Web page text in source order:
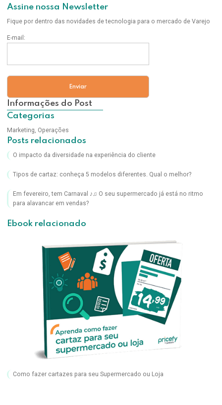
Assine nossa Newsletter
Fique por dentro das novidades de tecnologia para o mercado de Varejo
E-mail:
Informações do Post
Categorias
Marketing, Operações
Posts relacionados
O impacto da diversidade na experiência do cliente
Tipos de cartaz: conheça 5 modelos diferentes. Qual o melhor?
Em fevereiro, tem Carnaval ♪♫ O seu supermercado já está no ritmo
para alavancar em vendas?
Ebook relacionado
Como fazer cartazes para seu Supermercado ou Loja